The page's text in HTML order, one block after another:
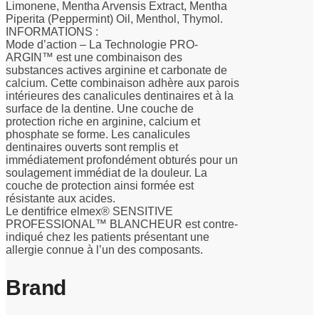
Limonene, Mentha Arvensis Extract, Mentha
Piperita (Peppermint) Oil, Menthol, Thymol.
INFORMATIONS :
Mode d’action – La Technologie PRO-
ARGIN™ est une combinaison des
substances actives arginine et carbonate de
calcium. Cette combinaison adhère aux parois
intérieures des canalicules dentinaires et à la
surface de la dentine. Une couche de
protection riche en arginine, calcium et
phosphate se forme. Les canalicules
dentinaires ouverts sont remplis et
immédiatement profondément obturés pour un
soulagement immédiat de la douleur. La
couche de protection ainsi formée est
résistante aux acides.
Le dentifrice elmex® SENSITIVE
PROFESSIONAL™ BLANCHEUR est contre-
indiqué chez les patients présentant une
allergie connue à l’un des composants.
Brand